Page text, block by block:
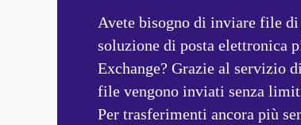
Avete bisogno di inviare file
soluzione di posta elettronica
Exchange? Grazie al servizio
file vengono inviati senza
Per trasferimenti ancora più